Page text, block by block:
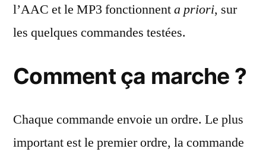
l’AAC et le MP3 fonctionnenta priori, sur
les quelques commandes testées.
Comment ça marche ?
Chaque commande envoie un ordre. Le plus
important est le premier ordre, la commande